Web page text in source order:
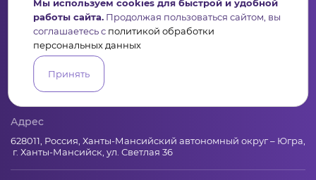
Контакты
+7 (346) 735-11-30
elkanko@ugranko.ru
Адрес
628011, Россия, Ханты-Мансийский автономный округ – Югра,
г. Ханты-Мансийск, ул. Светлая 36
Мы используем cookies для быстрой и удобной
работы сайта. Продолжая пользоваться сайтом, вы
соглашаетесь с политикой обработки
персональных данных
Принять